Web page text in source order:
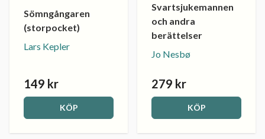
Sömngångaren
(storpocket)
Lars Kepler
149 kr
KÖP
Svartsjukemannen
och andra
berättelser
Jo Nesbø
279 kr
KÖP